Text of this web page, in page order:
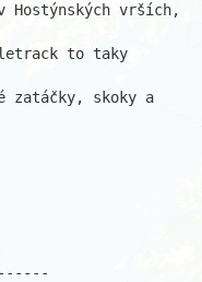
Hostýnských vrších,
to taky
zatáčky, skoky a